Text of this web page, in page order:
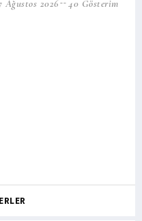
Ağustos 2026 40 Gösterim